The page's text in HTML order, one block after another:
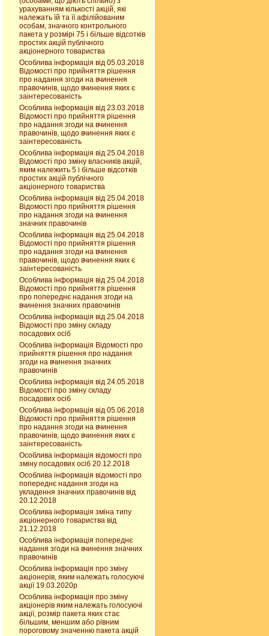
урахуванням кількості акцій, які
належать їй та її афілійованим
особам, значного контрольного
пакета у розмірі 75 і більше відсотків
простих акцій публічного
акціонерного товариства
Особлива інформація від 05.03.2018
Відомості про прийняття рішення
про надання згоди на вчинення
правочинів, щодо вчинення яких є
заінтересованість
Особлива інформація від 23.03.2018
Відомості про прийняття рішення
про надання згоди на вчинення
правочинів, щодо вчинення яких є
заінтересованість
Особлива інформація від 25.04.2018
Відомості про зміну власників акцій,
яким належить 5 і більше відсотків
простих акцій публічного
акціонерного товариства
Особлива інформація від 25.04.2018
Відомості про прийняття рішення
про надання згоди на вчинення
значних правочинів
Особлива інформація від 25.04.2018
Відомості про прийняття рішення
про надання згоди на вчинення
правочинів, щодо вчинення яких є
заінтересованість
Особлива інформація від 25.04.2018
Відомості про прийняття рішення
про попереднє надання згоди на
вчинення значних правочинів
Особлива інформація від 25.04.2018
Відомості про зміну складу
посадових осіб
Особлива інформація Відомості про
прийняття рішення про надання
згоди на вчинення значних
правочинів
Особлива інформація від 24.05.2018
Відомості про зміну складу
посадових осіб
Особлива інформація від 05.06.2018
Відомості про прийняття рішення
про надання згоди на вчинення
правочинів, щодо вчинення яких є
заінтересованість
Особлива інформація відомості про
зміну посадових осіб 20.12.2018
Особлива інформація відомості про
попереднє надання згоди на
укладення значних правочинів від
20.12.2018
Особлива інформація зміна типу
акціонерного товариства від
21.12.2018
Особлива інформація попереднє
надання згоди на вчинення значних
правочинів
Особлива інформація про зміну
акціонерів, яким належать голосуючі
акції 19.03.2020р
Особлива інформація про зміну
акціонерів яким належать голосуючі
акції, розмір пакета яких стає
більшим, меншим або рівним
пороговому значенню пакета акцій